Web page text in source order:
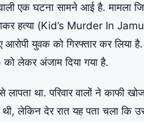
एक घटना सामने आई है. मामला
हत्या (Kid’s Murder In
आरोपी युवक को गिरफ्तार कर
लेकर अंजाम दिया गया है.
लापता था. परिवार वालों ने काफी
लेकिन देर रात यह पता चला कि